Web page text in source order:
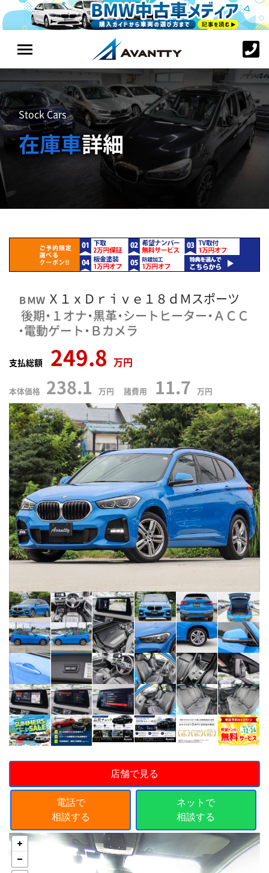
Stock Cars
在庫車詳細
ＢＭＷ Ｘ１ｘＤｒｉｖｅ１８ｄＭスポーツ
後期・１オナ・黒革・シートヒーター・ＡＣＣ
・電動ゲート・Ｂカメラ
支払総額 249.8 万円
本体価格 238.1 万円 諸費用 11.7 万円
店舗で見る
電話で
相談する
ネットで
相談する